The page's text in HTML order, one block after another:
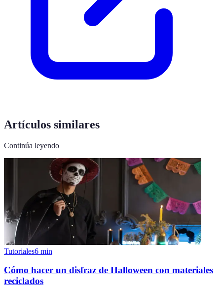
Artículos similares
Continúa leyendo
Tutoriales6 min
Cómo hacer un disfraz de Halloween con materiales
reciclados